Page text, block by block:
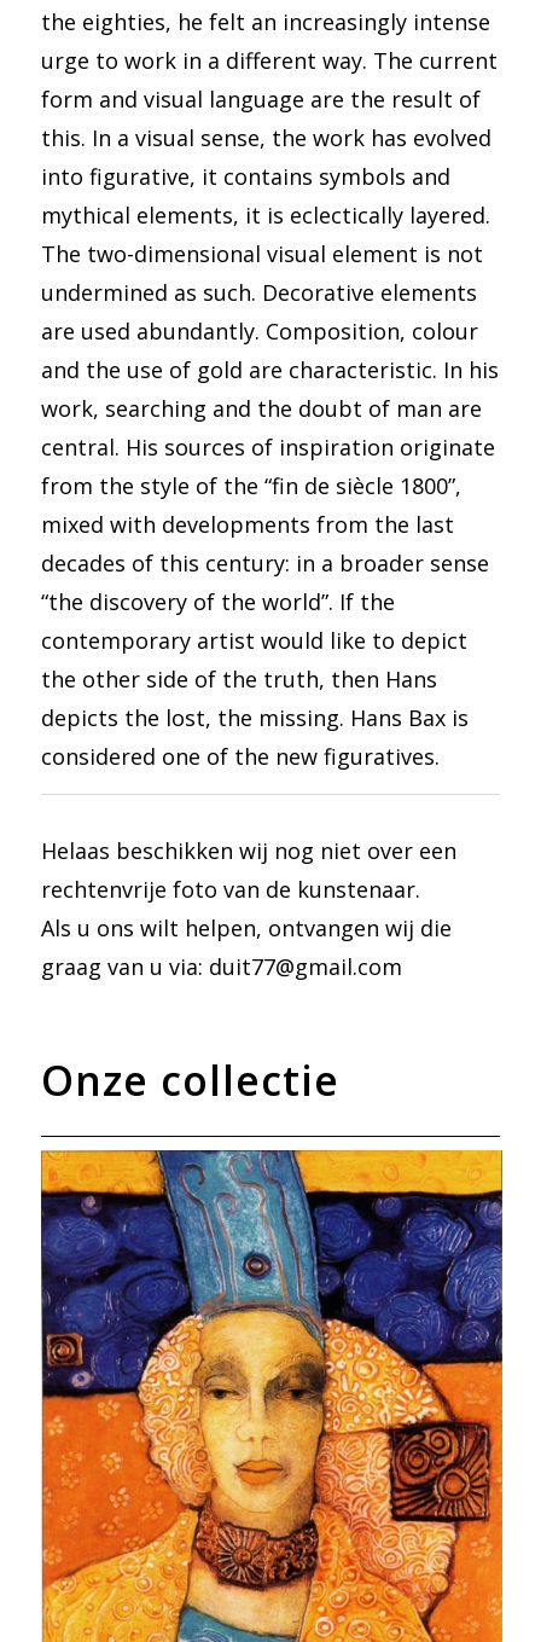
the eighties, he felt an increasingly intense
urge to work in a different way. The current
form and visual language are the result of
this. In a visual sense, the work has evolved
into figurative, it contains symbols and
mythical elements, it is eclectically layered.
The two-dimensional visual element is not
undermined as such. Decorative elements
are used abundantly. Composition, colour
and the use of gold are characteristic. In his
work, searching and the doubt of man are
central. His sources of inspiration originate
from the style of the “fin de siècle 1800”,
mixed with developments from the last
decades of this century: in a broader sense
“the discovery of the world”. If the
contemporary artist would like to depict
the other side of the truth, then Hans
depicts the lost, the missing. Hans Bax is
considered one of the new figuratives.
Helaas beschikken wij nog niet over een
rechtenvrije foto van de kunstenaar.
Als u ons wilt helpen, ontvangen wij die
graag van u via: duit77@gmail.com
Onze collectie